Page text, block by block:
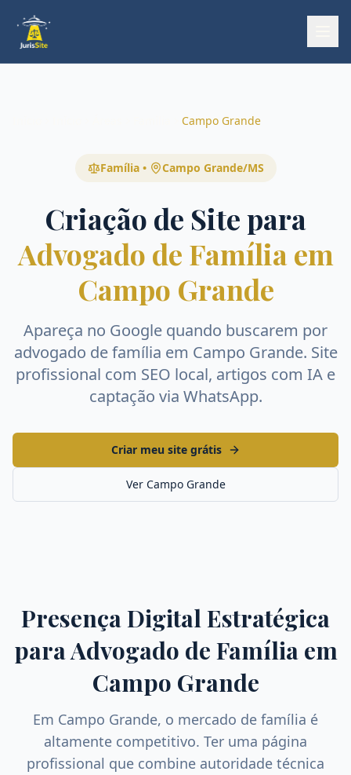
Campo Grande
Família • Campo Grande/MS
Criação de Site para
Advogado de Família em
Campo Grande
Apareça no Google quando buscarem por
advogado de família em Campo Grande. Site
profissional com SEO local, artigos com IA e
captação via WhatsApp.
Criar meu site grátis
Ver Campo Grande
Presença Digital Estratégica
paraAdvogado de Famíliaem
Campo Grande
Em Campo Grande, o mercado de família é
altamente competitivo. Ter uma página
profissional que combine autoridade técnica